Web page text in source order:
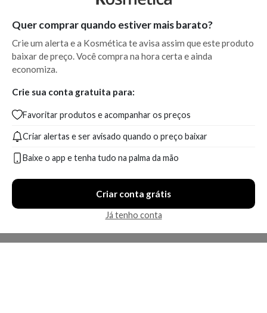
Quer comprar quando estiver mais barato?
Crie um alerta e a Kosmética te avisa assim que este produto
baixar de preço. Você compra na hora certa e ainda
economiza.
Crie sua conta gratuita para:
Favoritar produtos e acompanhar os preços
Criar alertas e ser avisado quando o preço baixar
Baixe o app e tenha tudo na palma da mão
Criar conta grátis
Já tenho conta